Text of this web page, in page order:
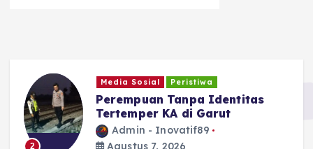
Sosial Peristiwa
Tanpa Identitas
KA di Garut
Admin - Inovatif89
7, 2026